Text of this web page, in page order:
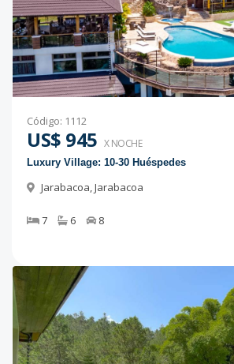
Código: 1112
US$ 945 X NOCHE
Luxury Village: 10-30 Huéspedes
Jarabacoa,Jarabacoa
7 6 8